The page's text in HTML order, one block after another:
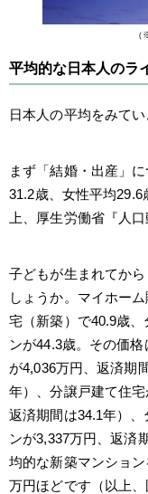
平均的な日本人のラ
日本人の平均をみてい
まず「結婚・出産」
31.2歳、女性平均29.6
上、厚生労働省『人
子どもが生まれてか
しょうか。マイホー
宅（新築）で40.9歳
ンが44.3歳。その価
が4,036万円、返済期
年）、分譲戸建て住宅
返済期間は34.1年）
ンが3,337万円、返済
均的な新築マンショ
万円ほどです（以上